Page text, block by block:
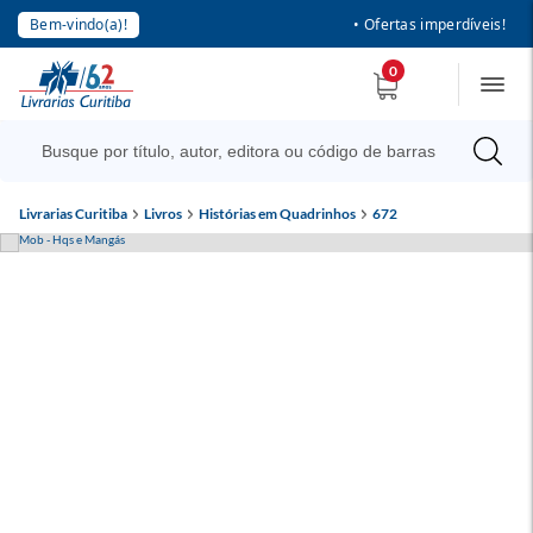
Bem-vindo(a)! • Ofertas imperdíveis!
0
Livrarias Curitiba Livros Histórias em Quadrinhos 672